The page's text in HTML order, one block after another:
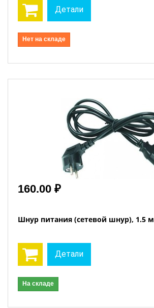
Детали
Нет на складе
160.00 ₽
Шнур питания (сетевой шнур), 1.5 м
Детали
На складе